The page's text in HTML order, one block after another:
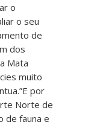
o
o seu
de
dos
Mata
muito
por
Norte de
de fauna e